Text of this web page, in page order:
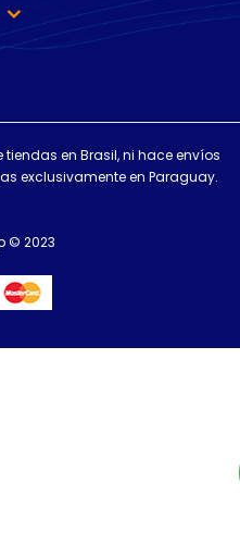
tiendas en Brasil, ni hace envíos
exclusivamente en Paraguay.
© 2023